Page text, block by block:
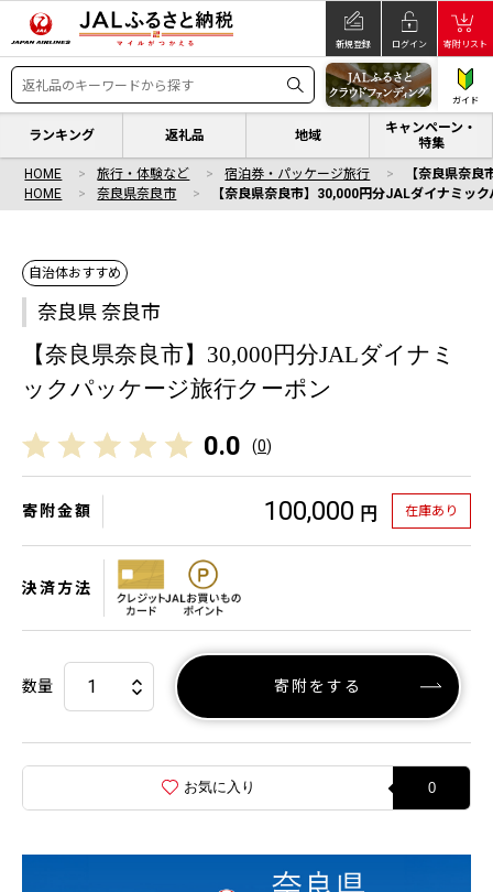
新規登録 ログイン 寄附リスト
ガイド
ランキング 返礼品 地域
キャンペーン・
特集
HOME 旅行・体験など 宿泊券・パッケージ旅行
【奈良県奈
HOME
奈良県奈良市 【奈良県奈良市】30,000円分JALダイナミッ
自治体おすすめ
奈良県 奈良市
【奈良県奈良市】30,000円分JALダイナミ
ックパッケージ旅行クーポン
0.0 (0)
寄附金額 100,000 円 在庫あり
決済方法
数量 寄附をする
お気に入り 0